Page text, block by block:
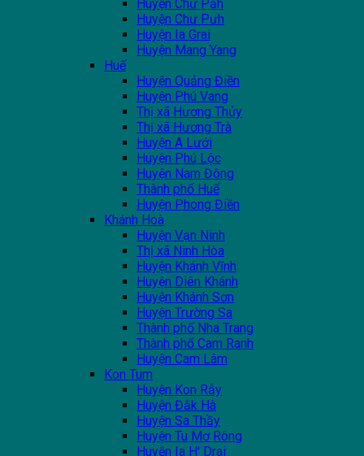
Huyện Chư Păh
Huyện Chư Pưh
Huyện Ia Grai
Huyện Mang Yang
Huế
Huyện Quảng Điền
Huyện Phú Vang
Thị xã Hương Thủy
Thị xã Hương Trà
Huyện A Lưới
Huyện Phú Lộc
Huyện Nam Đông
Thành phố Huế
Huyện Phong Điền
Khánh Hoà
Huyện Vạn Ninh
Thị xã Ninh Hòa
Huyện Khánh Vĩnh
Huyện Diên Khánh
Huyện Khánh Sơn
Huyện Trường Sa
Thành phố Nha Trang
Thành phố Cam Ranh
Huyện Cam Lâm
Kon Tum
Huyện Kon Rẫy
Huyện Đắk Hà
Huyện Sa Thầy
Huyện Tu Mơ Rông
Huyện Ia H' Drai